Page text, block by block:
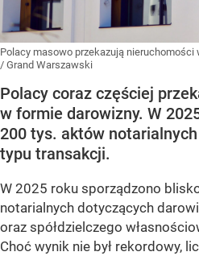
Polacy masowo przekazują nieruchomości
/ Grand Warszawski
Polacy coraz częściej
w formie darowizny. W
200 tys. aktów
typu transakcji.
W 2025 roku sporządzono
notarialnych dotyczących
oraz spółdzielczego
Choć wynik nie był rekordowy,